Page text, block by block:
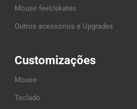
Customizações
Mouse
Teclado
Mouse feet/skates
Outros acessórios e Upgrades